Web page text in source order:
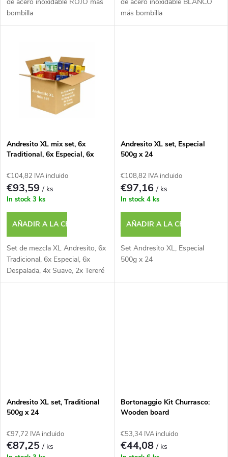
ó
r
o
d
u
c
t
o
d
o
s
bombilla
más bombilla
Andresito XL mix set, 6x
Traditional, 6x Especial, 6x
Terere
€104,82 IVA incluido
€93,59/ ks
In stock 3 ks
AÑADIR A LA CESTA
Set de mezcla XL Andresito, 6x
Tradicional, 6x Especial, 6x
Despalada, 4x Suave, 2x Tereré
Andresito XL set, Especial
500g x 24
€108,82 IVA incluido
€97,16/ ks
In stock 4 ks
AÑADIR A LA CESTA
Set Andresito XL, Especial
500g x 24
Andresito XL set, Traditional
500g x 24
€97,72 IVA incluido
€87,25/ ks
Bortonaggio Kit Churrasco:
Wooden board
€53,34 IVA incluido
€44,08/ ks